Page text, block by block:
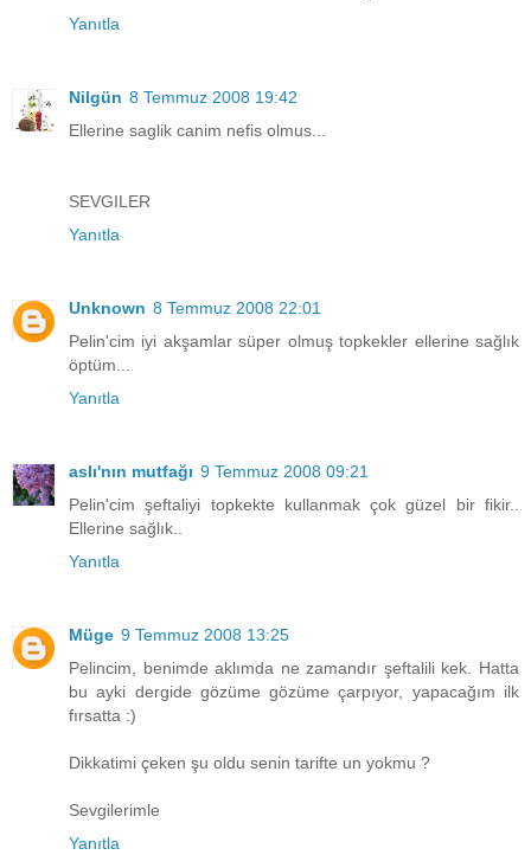
Yanıtla
Nilgün 8 Temmuz 2008 19:42
Ellerine saglik canim nefis olmus...
SEVGILER
Yanıtla
Unknown 8 Temmuz 2008 22:01
Pelin'cim iyi akşamlar süper olmuş topkekler ellerine sağlık
öptüm...
Yanıtla
aslı'nın mutfağı 9 Temmuz 2008 09:21
Pelin'cim şeftaliyi topkekte kullanmak çok güzel bir fikir..
Ellerine sağlık..
Yanıtla
Müge 9 Temmuz 2008 13:25
Pelincim, benimde aklımda ne zamandır şeftalili kek. Hatta
bu ayki dergide gözüme gözüme çarpıyor, yapacağım ilk
fırsatta :)
Dikkatimi çeken şu oldu senin tarifte un yokmu ?
Sevgilerimle
Yanıtla